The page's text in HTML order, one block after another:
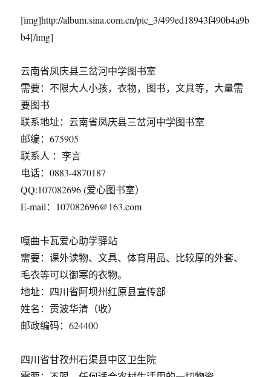
[img]http://album.sina.com.cn/pic_3/499ed18943f490b4a9b
b4[/img]
云南省凤庆县三岔河中学图书室
需要：不限大人小孩，衣物，图书，文具等，大量需
要图书
联系地址：云南省凤庆县三岔河中学图书室
邮编：675905
联系人 ：李言
电话：0883-4870187
QQ:107082696 (爱心图书室）
E-mail：107082696@163.com
嘎曲卡瓦爱心助学驿站
需要：课外读物、文具、体育用品、比较厚的外套、
毛衣等可以御寒的衣物。
地址：四川省阿坝州红原县宣传部
姓名：贡波华清（收）
邮政编码：624400
四川省甘孜州石渠县中区卫生院